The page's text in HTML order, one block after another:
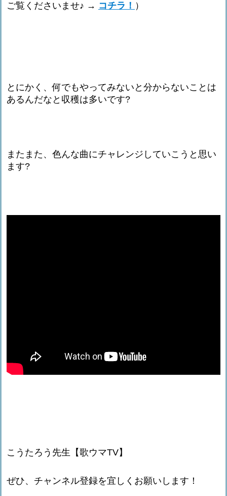
ご覧くださいませ♪ → コチラ！ ）
とにかく、何でもやってみないと分からないことは
あるんだなと収穫は多いです?
またまた、色んな曲にチャレンジしていこうと思い
ます?
こうたろう先生【歌ウマTV】
ぜひ、チャンネル登録を宜しくお願いします！